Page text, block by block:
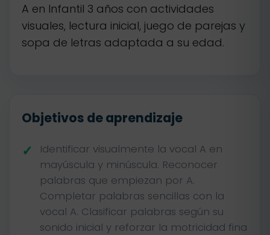
A en Infantil 3 años con actividades
visuales, lectura inicial, juego de parejas y
sopa de letras adaptada a su edad.
Objetivos de aprendizaje
Identificar visualmente la vocal A en
mayúscula y minúscula. Reconocer
palabras que empiezan por A.
Completar palabras sencillas con la
vocal A. Clasificar palabras según su
sonido inicial y reforzar la motricidad fina